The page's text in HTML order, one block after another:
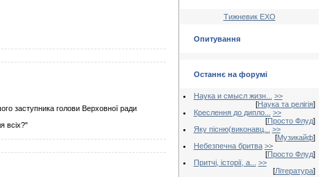
заступника голови Верховної ради
всіх?"
Тижневик ЕХО
Опитування
Останнє на форумі
Наука и смысл жизн...
>>
[Наука та релігія]
Креслення до дипло...
>>
[Просто Флуд]
Яку пісню(виконавц...
>>
[Музикайф]
Небезпечна бритва >>
[Просто Флуд]
Притчі, історії, а...
>>
[Література]